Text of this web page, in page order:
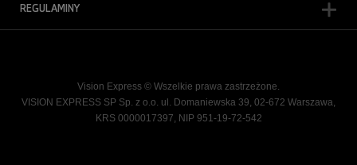
REGULAMINY
Vision Express © Wszelkie prawa zastrzeżone.
VISION EXPRESS SP Sp. z o.o. ul. Domaniewska 39, 02-672 Warszawa,
KRS 0000017397, NIP 951-19-72-542